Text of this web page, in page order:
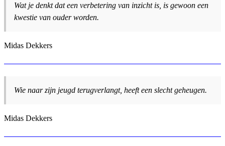
Wat je denkt dat een verbetering van inzicht is, is gewoon een
kwestie van ouder worden.
Midas Dekkers
Wie naar zijn jeugd terugverlangt, heeft een slecht geheugen.
Midas Dekkers